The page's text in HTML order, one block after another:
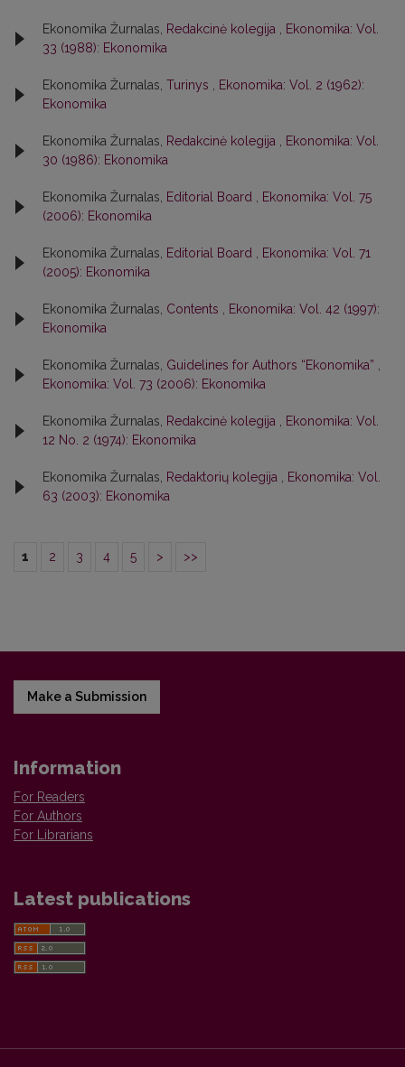
Ekonomika Žurnalas, Redakcinė kolegija
Ekonomika: Vol.
33 (1988): Ekonomika
Ekonomika Žurnalas, Turinys
Ekonomika: Vol. 2 (1962):
Ekonomika
Ekonomika Žurnalas, Redakcinė kolegija
Ekonomika: Vol.
30 (1986): Ekonomika
Ekonomika Žurnalas, Editorial Board
Ekonomika: Vol. 75
(2006): Ekonomika
Ekonomika Žurnalas, Editorial Board
Ekonomika: Vol. 71
(2005): Ekonomika
Ekonomika Žurnalas, Contents
Ekonomika: Vol. 42 (1997):
Ekonomika
Ekonomika Žurnalas, Guidelines for Authors “Ekonomika”
Ekonomika: Vol. 73 (2006): Ekonomika
Ekonomika Žurnalas, Redakcinė kolegija
Ekonomika: Vol.
12 No. 2 (1974): Ekonomika
Ekonomika Žurnalas, Redaktorių kolegija
Ekonomika: Vol.
63 (2003): Ekonomika
1 2 3 4 5 > >>
Make a Submission
Information
For Readers
For Authors
For Librarians
Latest publications